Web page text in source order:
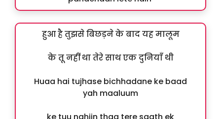
हुआ है तुझसे बिछड़ने के बाद यह मालूम
के तू नहीं था तेरे साथ एक दुनियाँ थी
Huaa hai tujhase bichhadane ke baad
yah maaluum